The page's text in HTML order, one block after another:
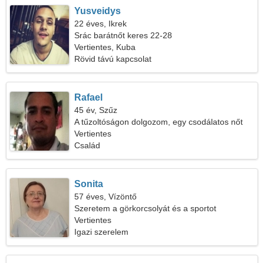
Yusveidys
22 éves, Ikrek
Srác barátnőt keres 22-28
Vertientes, Kuba
Rövid távú kapcsolat
Rafael
45 év, Szűz
A tűzoltóságon dolgozom, egy csodálatos nőt
keresek
Vertientes
Család
Sonita
57 éves, Vízöntő
Szeretem a görkorcsolyát és a sportot
Vertientes
Igazi szerelem